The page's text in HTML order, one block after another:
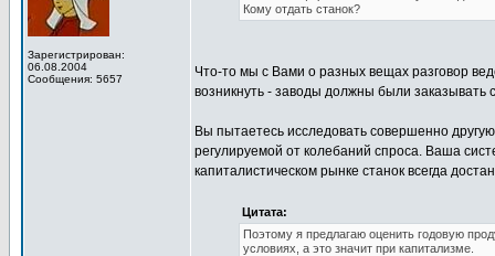
Зарегистрирован:
06.08.2004
Сообщения: 5657
Кому отдать станок?
Что-то мы с Вами о разных вещах разговор
возникнуть - заводы должны были заказывать
Вы пытаетесь исследовать совершенно
регулируемой от колебаний спроса. Ваша
капиталистическом рынке станок всегда
Цитата:
Поэтому я предлагаю оценить годовую
условиях, а это значит при капитализме.